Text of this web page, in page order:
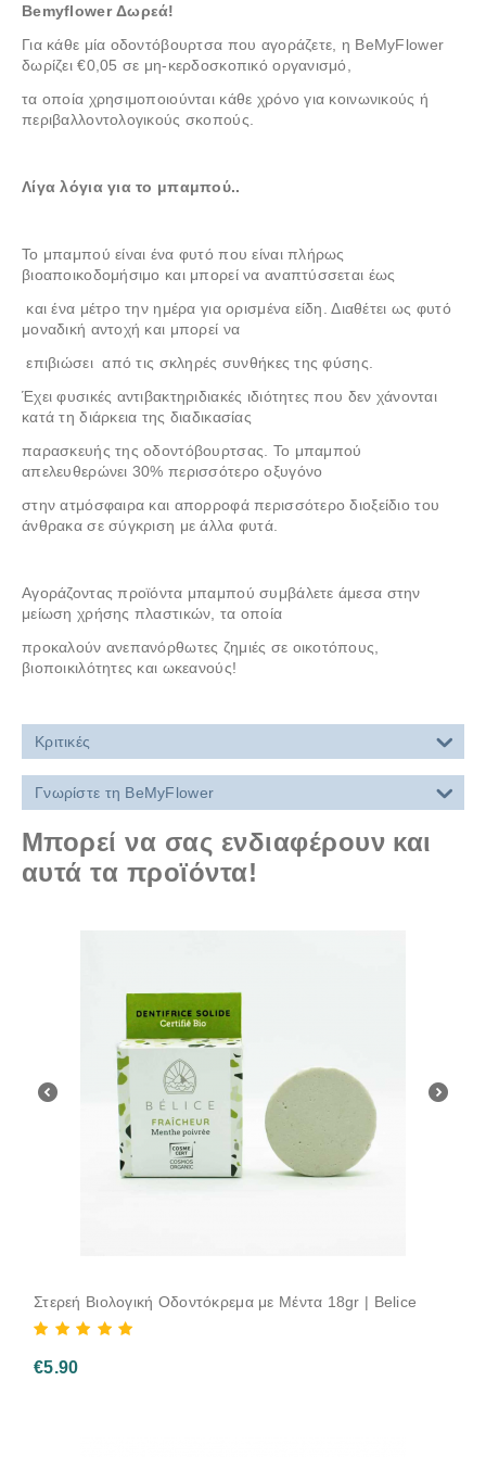
Bemyflower Δωρεά!
Για κάθε μία οδοντόβουρτσα που αγοράζετε, η BeMyFlower
δωρίζει €0,05 σε μη-κερδοσκοπικό οργανισμό,
τα οποία χρησιμοποιούνται κάθε χρόνο για κοινωνικούς ή
περιβαλλοντολογικούς σκοπούς.
Λίγα λόγια για το μπαμπού..
Το μπαμπού είναι ένα φυτό που είναι πλήρως
βιοαποικοδομήσιμο και μπορεί να αναπτύσσεται έως
και ένα μέτρο την ημέρα για ορισμένα είδη. Διαθέτει ως φυτό
μοναδική αντοχή και μπορεί να
επιβιώσει από τις σκληρές συνθήκες της φύσης.
Έχει φυσικές αντιβακτηριδιακές ιδιότητες που δεν χάνονται
κατά τη διάρκεια της διαδικασίας
παρασκευής της οδοντόβουρτσας. Το μπαμπού
απελευθερώνει 30% περισσότερο οξυγόνο
στην ατμόσφαιρα και απορροφά περισσότερο διοξείδιο του
άνθρακα σε σύγκριση με άλλα φυτά.
Αγοράζοντας προϊόντα μπαμπού συμβάλετε άμεσα στην
μείωση χρήσης πλαστικών, τα οποία
προκαλούν ανεπανόρθωτες ζημιές σε οικοτόπους,
βιοποικιλότητες και ωκεανούς!
Κριτικές
Γνωρίστε τη BeMyFlower
Μπορεί να σας ενδιαφέρουν και
αυτά τα προϊόντα!
Στερεή Βιολογική Οδοντόκρεμα με Μέντα 18gr | Belice
€5.90